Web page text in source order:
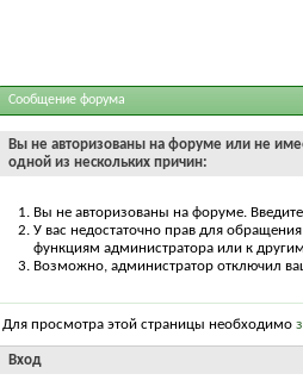
Сообщение форума
Вы не авторизованы на форуме или не
одной из нескольких причин:
Вы не авторизованы на форуме.
У вас недостаточно прав для
функциям администратора или к
Возможно, администратор отключил
Для просмотра этой страницы необходимо
Вход